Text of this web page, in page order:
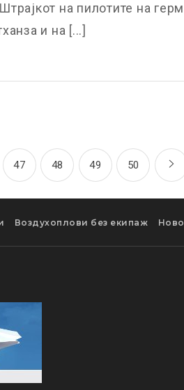
на пилотите на
и на [...]
47 48 49 50
Воздухоплови без екипаж